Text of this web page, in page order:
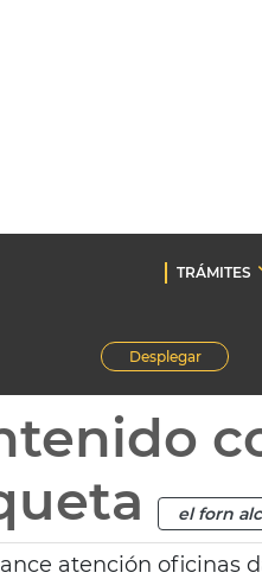
TRÁMITES
Desplegar
el forn
atención oficinas